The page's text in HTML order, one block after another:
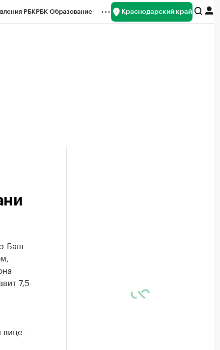
РБКРБК Образование Краснодарский край
Баш
7,5